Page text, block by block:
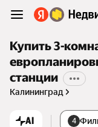
Купить 3-
станции
Калининград
AI 4